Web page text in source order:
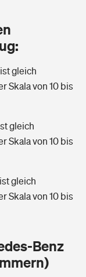
Alter?
Alter?
gleich
Skala von 10 bis
gleich
Skala von 10 bis
gleich
Skala von 10 bis
Benz